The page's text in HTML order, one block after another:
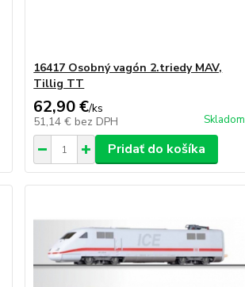
16417 Osobný vagón 2.triedy MAV,
Tillig TT
62,90 €/ks
51,14 € bez DPH Skladom
Pridať do košíka